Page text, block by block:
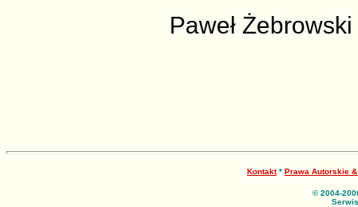
Paweł Żebrowski
Kontakt* Prawa Autorskie &
© 2004-